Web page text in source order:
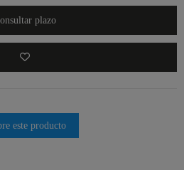
plazo
este producto